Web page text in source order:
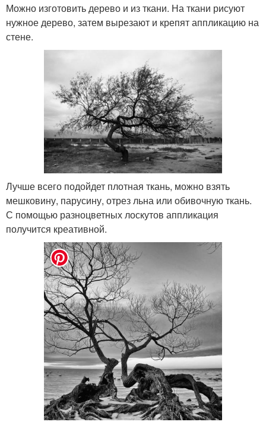
Можно изготовить дерево и из ткани. На ткани рисуют
нужное дерево, затем вырезают и крепят аппликацию на
стене.
Лучше всего подойдет плотная ткань, можно взять
мешковину, парусину, отрез льна или обивочную ткань.
С помощью разноцветных лоскутов аппликация
получится креативной.